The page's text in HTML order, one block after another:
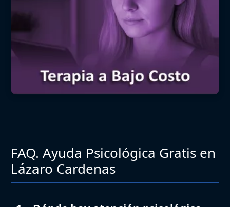
FAQ. Ayuda Psicológica Gratis en
Lázaro Cardenas